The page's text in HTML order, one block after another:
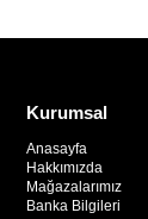
Kurumsal
Anasayfa
Hakkımızda
Mağazalarımız
Banka Bilgileri